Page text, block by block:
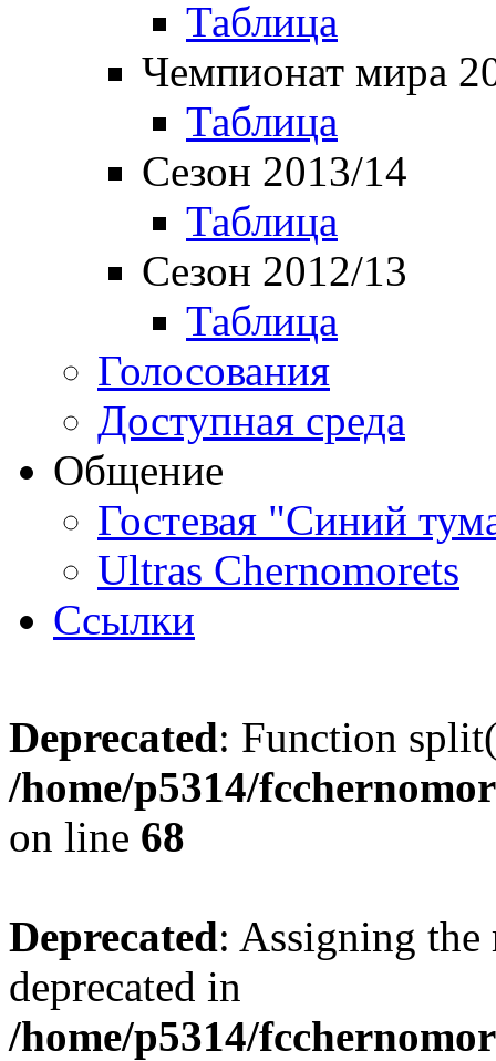
Таблица
Чемпионат мира
Таблица
Сезон 2013/14
Таблица
Сезон 2012/13
Таблица
Голосования
Доступная среда
Общение
Гостевая "Синий
Ultras Chernomorets
Ссылки
Deprecated: Function
/home/p5314/
on line 68
Deprecated: Assigning the
deprecated in
/home/p5314/